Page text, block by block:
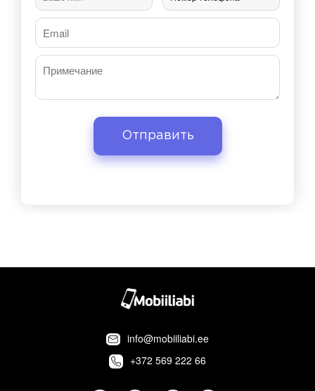
info@mobiiliabi.ee
+372 569 222 66